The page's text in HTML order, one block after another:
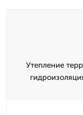
Утепление